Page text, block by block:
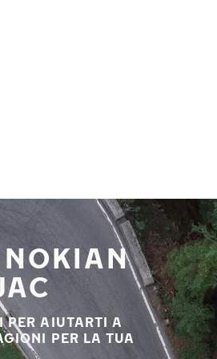
PER AIUTARTI A
PER LA TUA